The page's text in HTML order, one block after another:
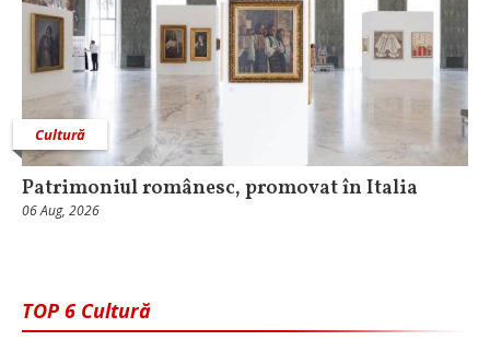
Cultură
Patrimoniul românesc, promovat în Italia
06 Aug, 2026
TOP 6 Cultură